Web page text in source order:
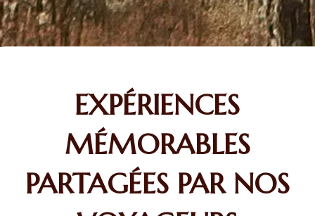
EXPÉRIENCES
MÉMORABLES
PARTAGÉES PAR NOS